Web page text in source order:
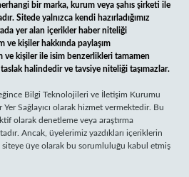
bir marka, kurum veya şahıs şirketi ile
Sitede yalnızca kendi hazırladığımız
yer alan içerikler haber niteliği
ve kişiler hakkında paylaşım
ve kişiler ile isim benzerlikleri tamamen
halindedir ve tavsiye niteliği taşımazlar.
Bilgi Teknolojileri ve İletişim Kurumu
Sağlayıcı olarak hizmet vermektedir. Bu
olarak denetleme veya araştırma
Ancak, üyelerimiz yazdıkları içeriklerin
üye olarak bu sorumluluğu kabul etmiş